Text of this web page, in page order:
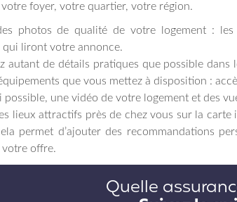
foyer, votre quartier, votre région.
photos de qualité de votre logement :
qui liront votre annonce.
autant de détails pratiques que possible
que vous mettez à disposition :
possible, une vidéo de votre logement et des
lieux attractifs près de chez vous sur la carte
permet d’ajouter des recommandations
offre.